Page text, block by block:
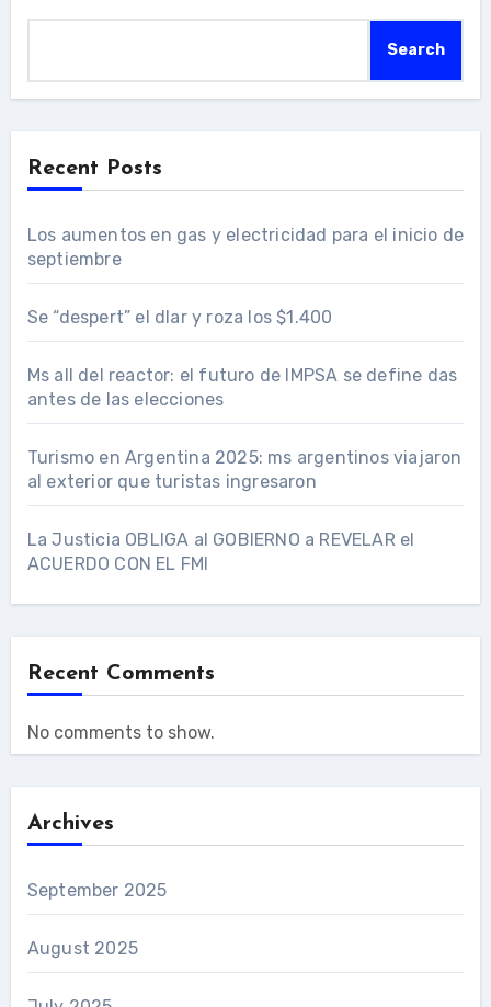
Search
Recent Posts
Los aumentos en gas y electricidad para el inicio de
septiembre
Se “despert” el dlar y roza los $1.400
Ms all del reactor: el futuro de IMPSA se define das
antes de las elecciones
Turismo en Argentina 2025: ms argentinos viajaron
al exterior que turistas ingresaron
La Justicia OBLIGA al GOBIERNO a REVELAR el
ACUERDO CON EL FMI
Recent Comments
No comments to show.
Archives
September 2025
August 2025